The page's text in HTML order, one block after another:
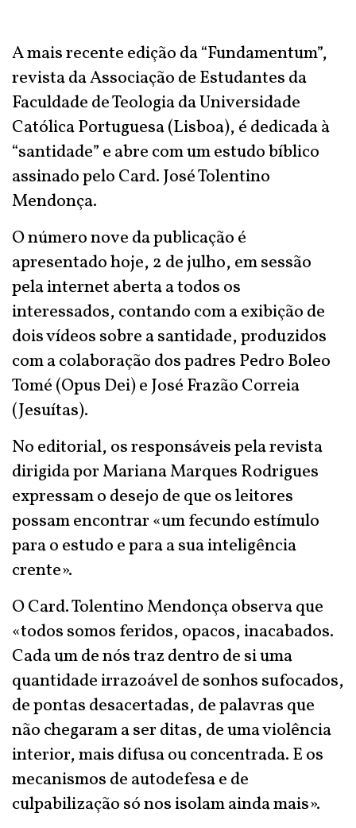
A mais recente edição da “Fundamentum”,
revista da Associação de Estudantes da
Faculdade de Teologia da Universidade
Católica Portuguesa (Lisboa), é dedicada à
“santidade” e abre com um estudo bíblico
assinado pelo Card. José Tolentino
Mendonça.
O número nove da publicação é
apresentado hoje, 2 de julho, em sessão
pela internet aberta a todos os
interessados, contando com a exibição de
dois vídeos sobre a santidade, produzidos
com a colaboração dos padres Pedro Boleo
Tomé (Opus Dei) e José Frazão Correia
(Jesuítas).
No editorial, os responsáveis pela revista
dirigida por Mariana Marques Rodrigues
expressam o desejo de que os leitores
possam encontrar «um fecundo estímulo
para o estudo e para a sua inteligência
crente».
O Card. Tolentino Mendonça observa que
«todos somos feridos, opacos, inacabados.
Cada um de nós traz dentro de si uma
quantidade irrazoável de sonhos sufocados,
de pontas desacertadas, de palavras que
não chegaram a ser ditas, de uma violência
interior, mais difusa ou concentrada. E os
mecanismos de autodefesa e de
culpabilização só nos isolam ainda mais».